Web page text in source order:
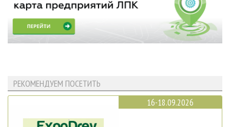
РЕКОМЕНДУЕМ ПОСЕТИТЬ
16-18.09.2026